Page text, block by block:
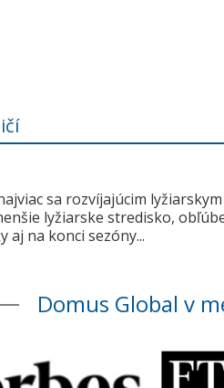
sa rozvíjajúcim
lyžiarske stredisko,
na konci sezóny...
Domus Global v